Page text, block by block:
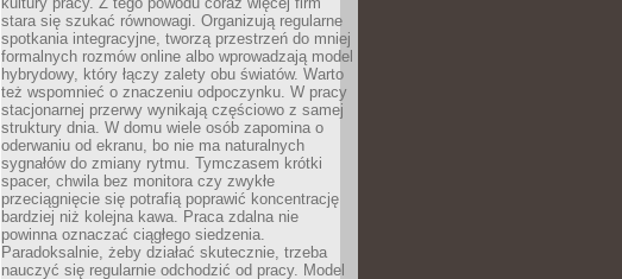
stara się szukać równowagi. Organizują regularne
spotkania integracyjne, tworzą przestrzeń do mniej
formalnych rozmów online albo wprowadzają model
hybrydowy, który łączy zalety obu światów. Warto
też wspomnieć o znaczeniu odpoczynku. W pracy
stacjonarnej przerwy wynikają częściowo z samej
struktury dnia. W domu wiele osób zapomina o
oderwaniu od ekranu, bo nie ma naturalnych
sygnałów do zmiany rytmu. Tymczasem krótki
spacer, chwila bez monitora czy zwykłe
przeciągnięcie się potrafią poprawić koncentrację
bardziej niż kolejna kawa. Praca zdalna nie
powinna oznaczać ciągłego siedzenia.
Paradoksalnie, żeby działać skutecznie, trzeba
nauczyć się regularnie odchodzić od pracy. Model